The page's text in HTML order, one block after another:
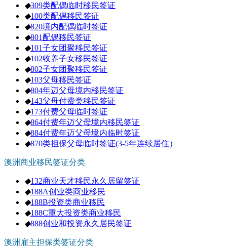
◆309类配偶临时移民签证
◆100类配偶移民签证
◆820境内配偶临时签证
◆801配偶移民签证
◆101子女团聚移民签证
◆102收养子女移民签证
◆802子女团聚移民签证
◆103父母移民签证
◆804年迈父母境内移民签证
◆143父母付费类移民签证
◆173付费父母临时签证
◆864付费年迈父母境内移民签证
◆884付费年迈父母境内临时签证
◆870类担保父母临时签证(3-5年连续居住）
澳洲商业移民签证分类
◆132商业天才移民永久居留签证
◆188A创业类商业移民
◆188B投资类商业移民
◆188C重大投资类商业移民
◆888创业和投资永久居民签证
澳洲雇主担保类签证分类